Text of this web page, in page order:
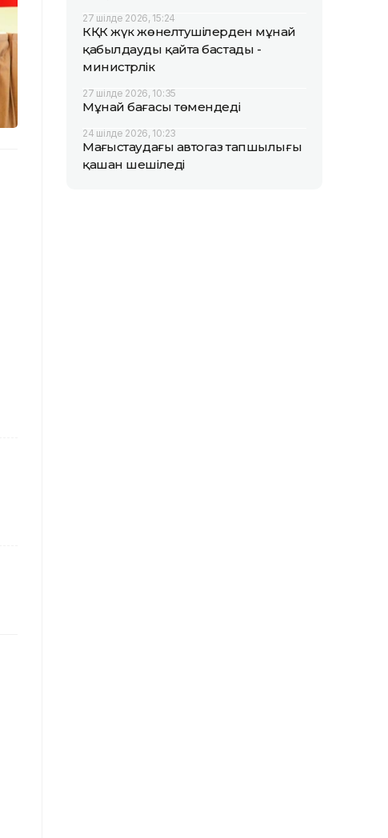
27 шілде 2026, 15:24
КҚК жүк жөнелтушілерден мұнай
қабылдауды қайта бастады -
министрлік
27 шілде 2026, 10:35
Мұнай бағасы төмендеді
24 шілде 2026, 10:23
Маңғыстаудағы автогаз тапшылығы
қашан шешіледі